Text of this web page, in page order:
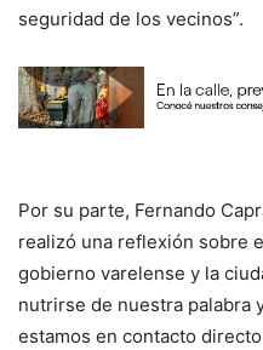
seguridad de los vecinos”.
Por su parte, Fernando
realizó una reflexión sobre
gobierno varelense y la
nutrirse de nuestra palabra
estamos en contacto